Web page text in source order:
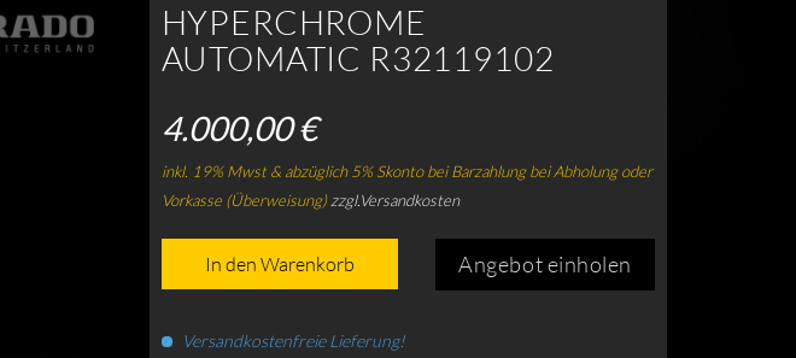
HYPERCHROME
AUTOMATIC R32119102
4.000,00 €
inkl. 19% Mwst & abzüglich 5% Skonto bei Barzahlung bei Abholung oder
Vorkasse (Überweisung)zzgl.Versandkosten
Angebot einholen
In den Warenkorb
Versandkostenfreie Lieferung!